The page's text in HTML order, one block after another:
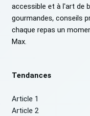
accessible et à l'art de
gourmandes, conseils
chaque repas un
Max.
Tendances
Article 1
Article 2